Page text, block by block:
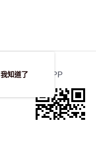
官方APP
我知道了